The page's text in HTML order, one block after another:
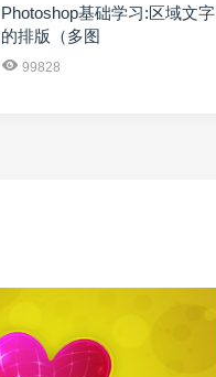
Photoshop基础学习:区域文字
的排版（多图
99828